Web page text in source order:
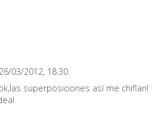
26/03/2012, 18:30
superposiciones así me chiflan!